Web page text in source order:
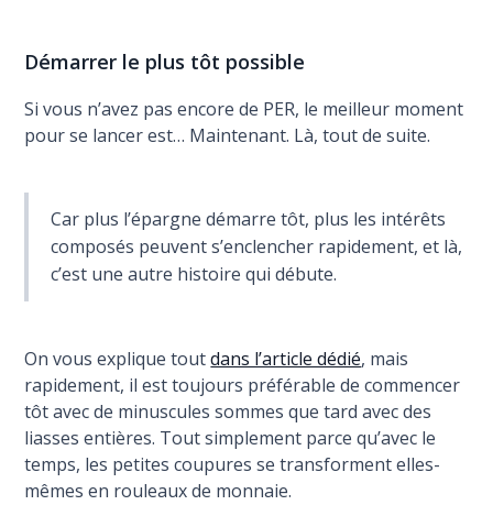
Démarrer le plus tôt possible
Si vous n’avez pas encore de PER, le meilleur moment
pour se lancer est… Maintenant. Là, tout de suite.
Car plus l’épargne démarre tôt, plus les intérêts
composés peuvent s’enclencher rapidement, et là,
c’est une autre histoire qui débute.
On vous explique toutdans l’article dédié, mais
rapidement, il est toujours préférable de commencer
tôt avec de minuscules sommes que tard avec des
liasses entières. Tout simplement parce qu’avec le
temps, les petites coupures se transforment elles-
mêmes en rouleaux de monnaie.